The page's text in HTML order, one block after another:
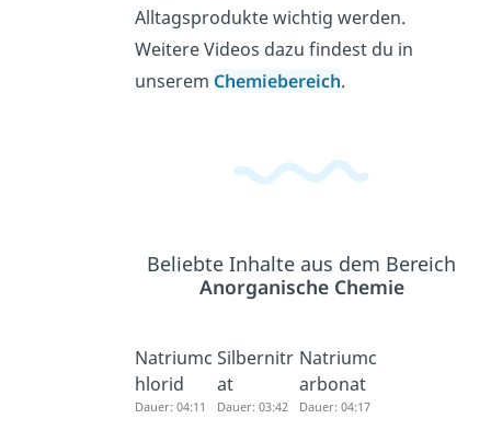
Alltagsprodukte wichtig werden.
Weitere Videos dazu findest du in
unserem Chemiebereich.
Beliebte Inhalte aus dem Bereich
Anorganische Chemie
Natriumc
hlorid
Dauer: 04:11
Silbernitr
at
Dauer: 03:42
Natriumc
arbonat
Dauer: 04:17